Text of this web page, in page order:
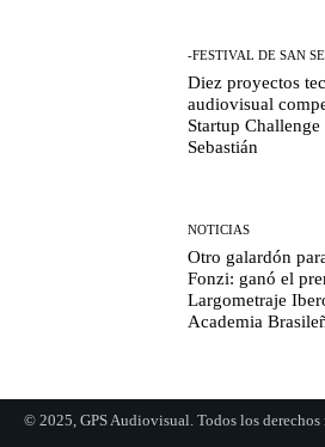
-FESTIVAL DE SAN
Diez proyectos
audiovisual
Startup
Sebastián
NOTICIAS
Otro galardón
Fonzi: ganó el
Largometraje
Academia
© 2025, GPS Audiovisual. Todos los derechos